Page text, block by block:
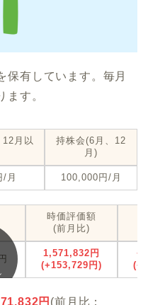
保有しています。毎月
ます。
月以
持株会(6月、12
月)
月 100,000円/月
時価評価額
(前月比)
1,571,832円
(+153,729円)
円 (前月比：